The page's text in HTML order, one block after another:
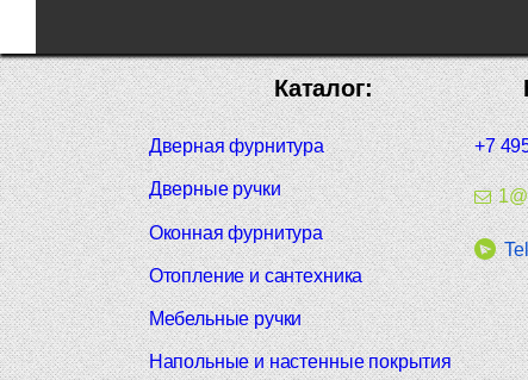
+7
Каталог:
Дверная фурнитура
Дверные ручки
Оконная фурнитура
Отопление и сантехника
Мебельные ручки
Напольные и настенные покрытия